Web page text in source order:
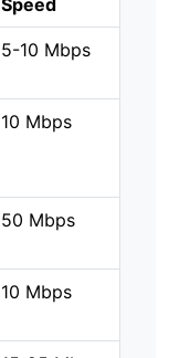
Speed
5-10 Mbps
10 Mbps
50 Mbps
10 Mbps